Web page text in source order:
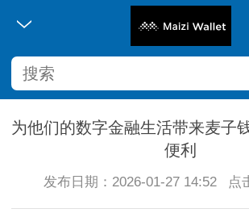
为他们的数字金融生活带来麦子
便利
发布日期：2026-01-27 14:52 点